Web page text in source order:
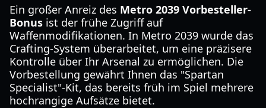
Ein großer Anreiz des Metro 2039 Vorbesteller-
Bonus ist der frühe Zugriff auf
Waffenmodifikationen. In Metro 2039 wurde das
Crafting-System überarbeitet, um eine präzisere
Kontrolle über Ihr Arsenal zu ermöglichen. Die
Vorbestellung gewährt Ihnen das "Spartan
Specialist"-Kit, das bereits früh im Spiel mehrere
hochrangige Aufsätze bietet.